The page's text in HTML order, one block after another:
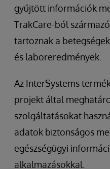
gyűjtött információk
TrakCare-ból
tartoznak a
és laboreredmények.
Az InterSystems
projekt által
szolgáltatásokat
adatok biztonságos
egészségügyi
alkalmazásokkal.